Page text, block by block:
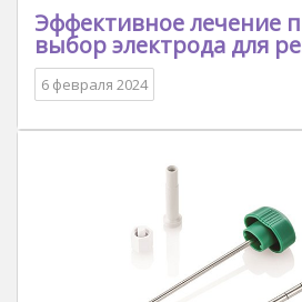
Эффективное лечение
выбор электрода для
6 февраля 2024